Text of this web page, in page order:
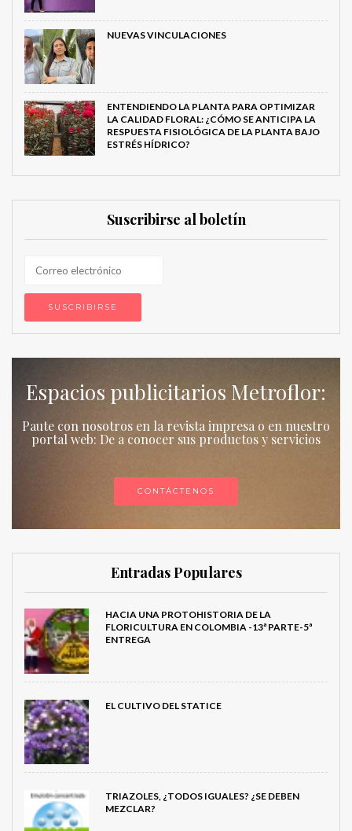
NUEVAS VINCULACIONES
ENTENDIENDO LA PLANTA PARA OPTIMIZAR
LA CALIDAD FLORAL: ¿CÓMO SE ANTICIPA LA
RESPUESTA FISIOLÓGICA DE LA PLANTA BAJO
ESTRÉS HÍDRICO?
Suscribirse al boletín
Espacios publicitarios Metroflor:
Paute con nosotros en la revista impresa o en nuestro
portal web: De a conocer sus productos y servicios
CONTÁCTENOS
Entradas Populares
HACIA UNA PROTOHISTORIA DE LA
FLORICULTURA EN COLOMBIA -13ª PARTE-5ª
ENTREGA
EL CULTIVO DEL STATICE
TRIAZOLES, ¿TODOS IGUALES? ¿SE DEBEN
MEZCLAR?